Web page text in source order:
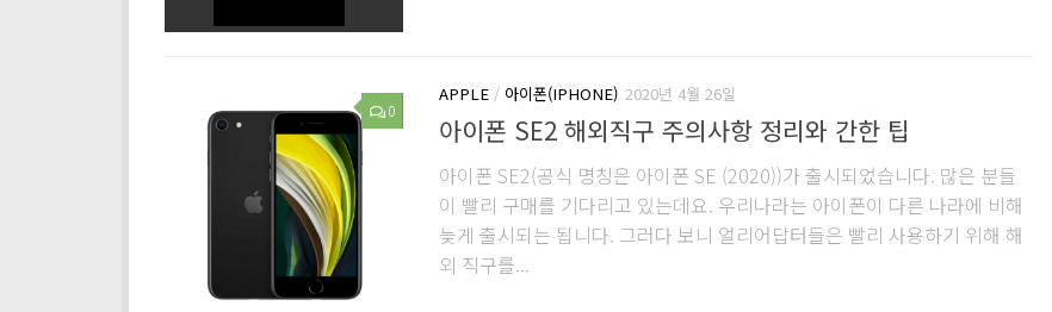
0
APPLE / 아이폰(IPHONE) 2020년 4월 26일
아이폰 SE2 해외직구 주의사항 정리와 간한 팁
아이폰 SE2(공식 명칭은 아이폰 SE (2020))가 출시되었습니다. 많은 분들
이 빨리 구매를 기다리고 있는데요. 우리나라는 아이폰이 다른 나라에 비해
늦게 출시되는 됩니다. 그러다 보니 얼리어답터들은 빨리 사용하기 위해 해
외 직구를...